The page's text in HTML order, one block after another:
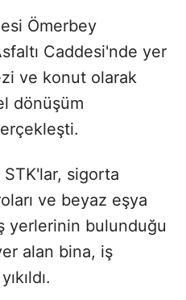
Ömerbey
Caddesi'nde yer
ve konut olarak
dönüşüm
sigorta
ve beyaz eşya
yerlerinin bulunduğu
alan bina, iş